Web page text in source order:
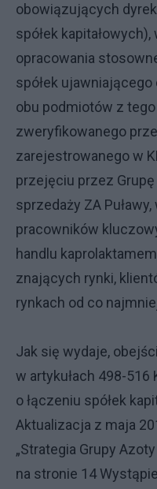
obowiązujących
spółek
opracowania
spółek
obu podmiotów z
zweryfikowanego
zarejestrowanego w
przejęciu przez
sprzedaży ZA
pracowników
handlu
znających rynki,
rynkach od co
Jak się wydaje,
w artykułach 498-516
o łączeniu spółek
Aktualizacja z maja
„Strategia Grupy
na stronie 14